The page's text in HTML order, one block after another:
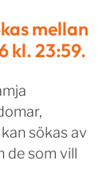
mellan
kl. 23:59.
sökas av
de som vill